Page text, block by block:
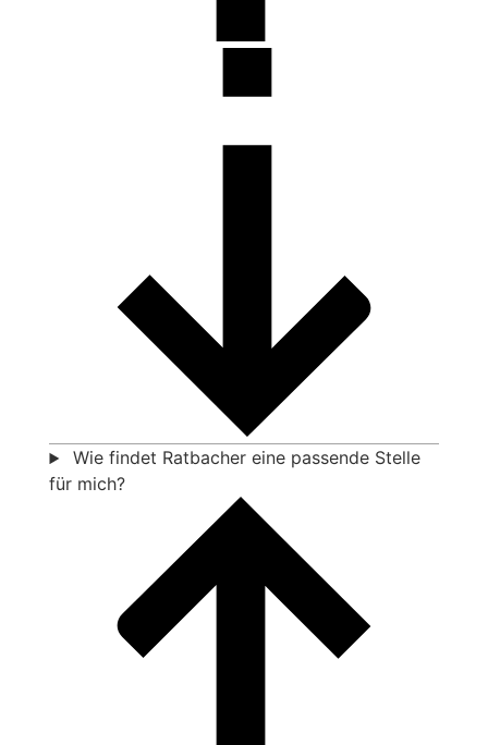
Wie findet Ratbacher eine passende Stelle
für mich?